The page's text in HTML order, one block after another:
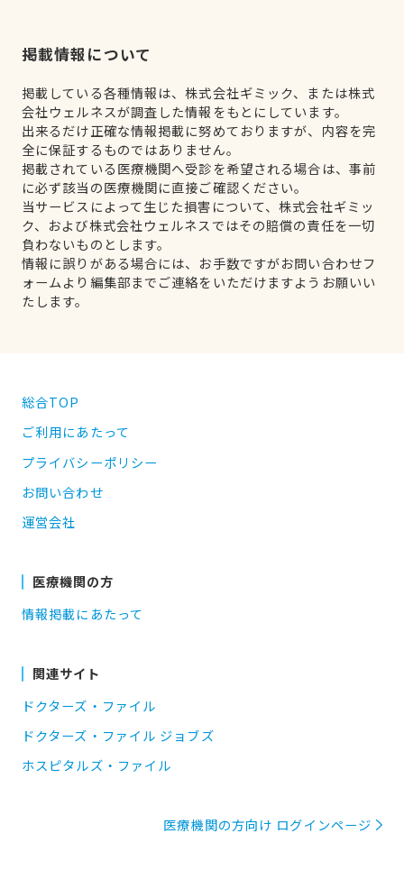
掲載情報について
掲載している各種情報は、株式会社ギミック、または株式
会社ウェルネスが調査した情報をもとにしています。
出来るだけ正確な情報掲載に努めておりますが、内容を完
全に保証するものではありません。
掲載されている医療機関へ受診を希望される場合は、事前
に必ず該当の医療機関に直接ご確認ください。
当サービスによって生じた損害について、株式会社ギミッ
ク、および株式会社ウェルネスではその賠償の責任を一切
負わないものとします。
情報に誤りがある場合には、お手数ですがお問い合わせフ
ォームより編集部までご連絡をいただけますようお願いい
たします。
総合TOP
ご利用にあたって
プライバシーポリシー
お問い合わせ
運営会社
医療機関の方
情報掲載にあたって
関連サイト
ドクターズ・ファイル
ドクターズ・ファイル ジョブズ
ホスピタルズ・ファイル
医療機関の方向け ログインページ